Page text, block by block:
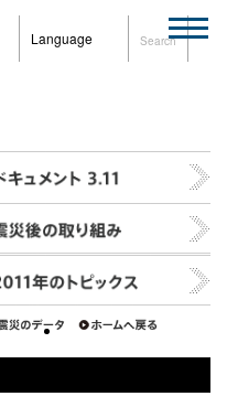
Language Search